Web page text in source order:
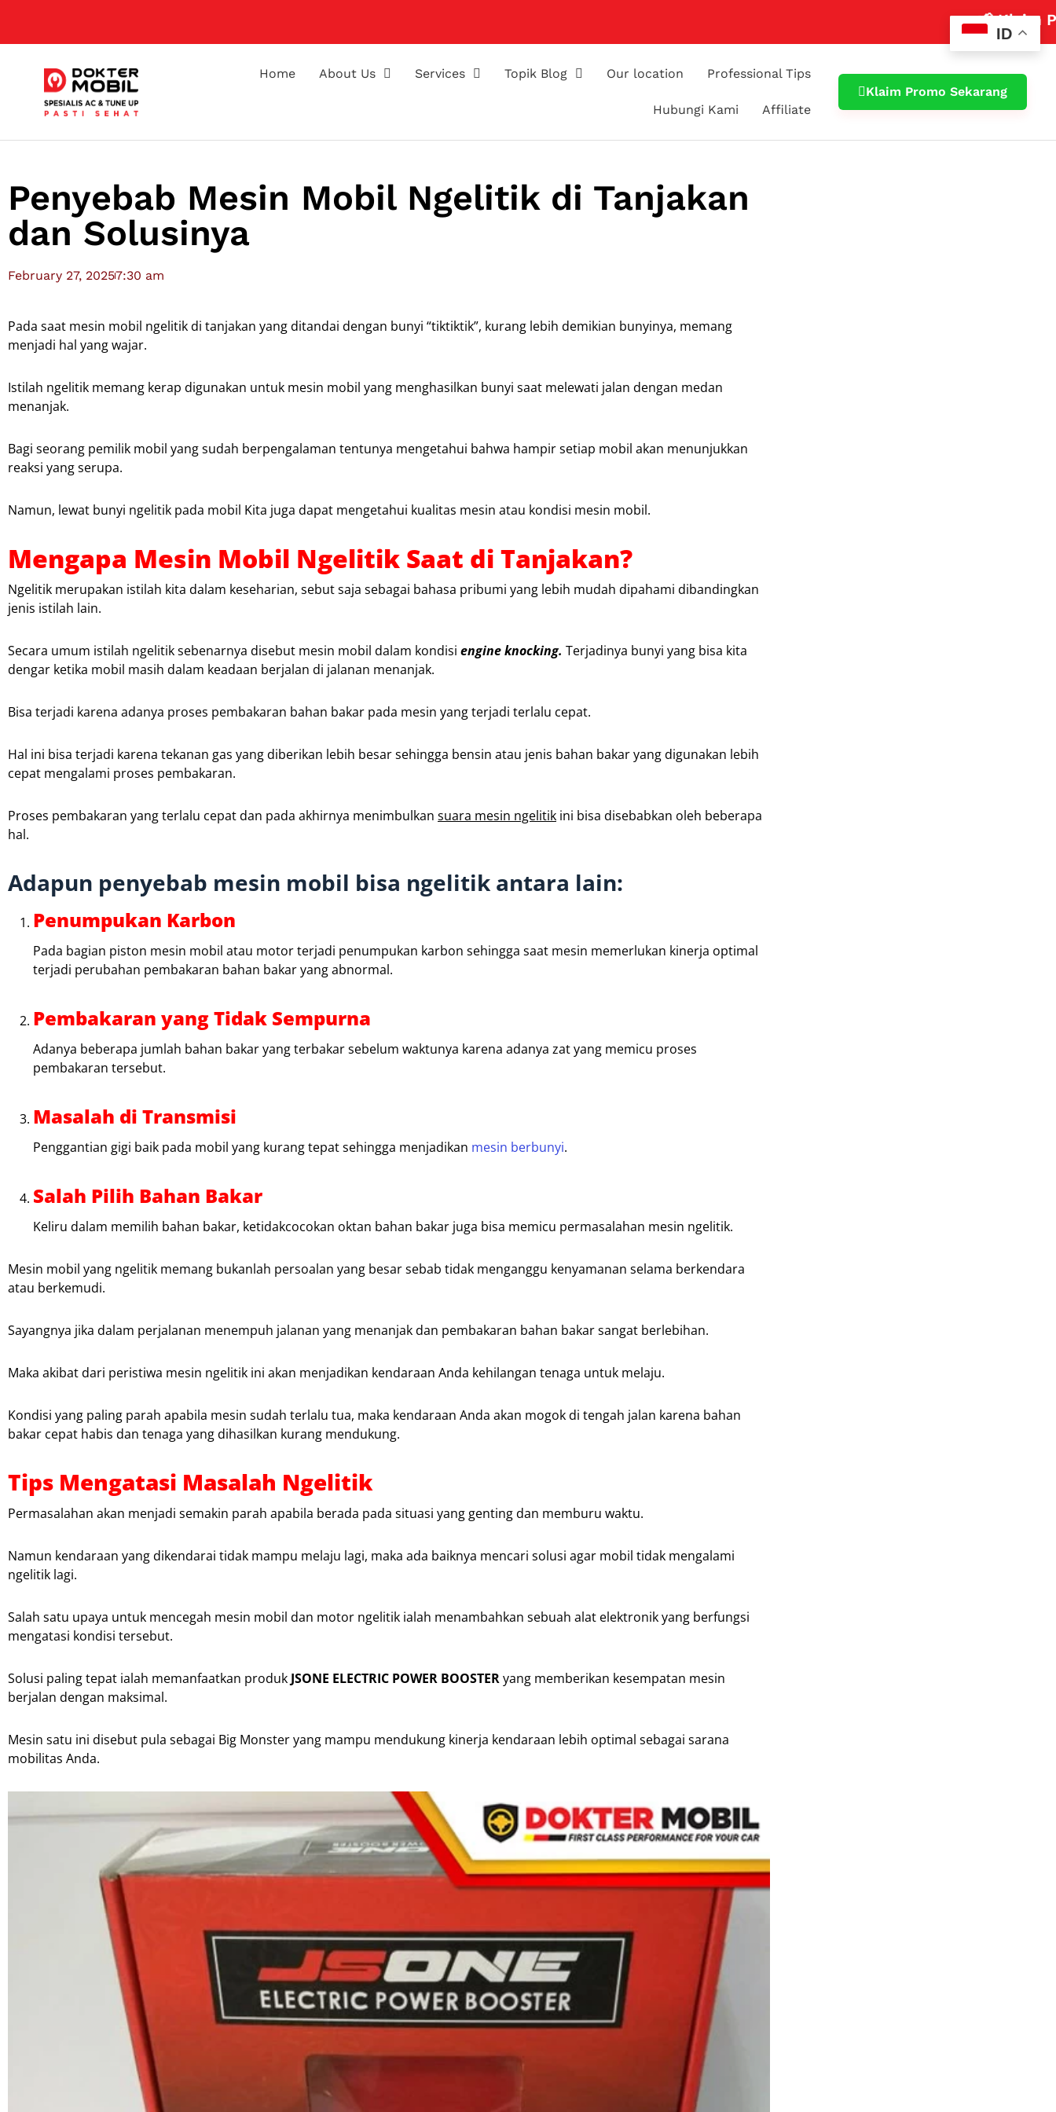
📢 Klaim Promo
Home About Us Services Topik Blog Our location Professional Tips
Hubungi Kami Affiliate
Klaim Promo Sekarang
Penyebab Mesin Mobil Ngelitik di Tanjakan
dan Solusinya
February 27, 20257:30 am
Pada saat mesin mobil ngelitik di tanjakan yang ditandai dengan bunyi “tiktiktik”, kurang lebih demikian bunyinya, memang
menjadi hal yang wajar.
Istilah ngelitik memang kerap digunakan untuk mesin mobil yang menghasilkan bunyi saat melewati jalan dengan medan
menanjak.
Bagi seorang pemilik mobil yang sudah berpengalaman tentunya mengetahui bahwa hampir setiap mobil akan menunjukkan
reaksi yang serupa.
Namun, lewat bunyi ngelitik pada mobil Kita juga dapat mengetahui kualitas mesin atau kondisi mesin mobil.
Mengapa Mesin Mobil Ngelitik Saat di Tanjakan?
Ngelitik merupakan istilah kita dalam keseharian, sebut saja sebagai bahasa pribumi yang lebih mudah dipahami dibandingkan
jenis istilah lain.
Secara umum istilah ngelitik sebenarnya disebut mesin mobil dalam kondisi engine knocking. Terjadinya bunyi yang bisa kita
dengar ketika mobil masih dalam keadaan berjalan di jalanan menanjak.
Bisa terjadi karena adanya proses pembakaran bahan bakar pada mesin yang terjadi terlalu cepat.
Hal ini bisa terjadi karena tekanan gas yang diberikan lebih besar sehingga bensin atau jenis bahan bakar yang digunakan lebih
cepat mengalami proses pembakaran.
Proses pembakaran yang terlalu cepat dan pada akhirnya menimbulkan suara mesin ngelitik ini bisa disebabkan oleh beberapa
hal.
Adapun penyebab mesin mobil bisa ngelitik antara lain:
Penumpukan Karbon
Pada bagian piston mesin mobil atau motor terjadi penumpukan karbon sehingga saat mesin memerlukan kinerja optimal
terjadi perubahan pembakaran bahan bakar yang abnormal.
Pembakaran yang Tidak Sempurna
Adanya beberapa jumlah bahan bakar yang terbakar sebelum waktunya karena adanya zat yang memicu proses
pembakaran tersebut.
Masalah di Transmisi
Penggantian gigi baik pada mobil yang kurang tepat sehingga menjadikan mesin berbunyi.
Salah Pilih Bahan Bakar
Keliru dalam memilih bahan bakar, ketidakcocokan oktan bahan bakar juga bisa memicu permasalahan mesin ngelitik.
Mesin mobil yang ngelitik memang bukanlah persoalan yang besar sebab tidak menganggu kenyamanan selama berkendara
atau berkemudi.
Sayangnya jika dalam perjalanan menempuh jalanan yang menanjak dan pembakaran bahan bakar sangat berlebihan.
Maka akibat dari peristiwa mesin ngelitik ini akan menjadikan kendaraan Anda kehilangan tenaga untuk melaju.
Kondisi yang paling parah apabila mesin sudah terlalu tua, maka kendaraan Anda akan mogok di tengah jalan karena bahan
bakar cepat habis dan tenaga yang dihasilkan kurang mendukung.
Tips Mengatasi Masalah Ngelitik
Permasalahan akan menjadi semakin parah apabila berada pada situasi yang genting dan memburu waktu.
Namun kendaraan yang dikendarai tidak mampu melaju lagi, maka ada baiknya mencari solusi agar mobil tidak mengalami
ngelitik lagi.
Salah satu upaya untuk mencegah mesin mobil dan motor ngelitik ialah menambahkan sebuah alat elektronik yang berfungsi
mengatasi kondisi tersebut.
Solusi paling tepat ialah memanfaatkan produk JSONE ELECTRIC POWER BOOSTERyang memberikan kesempatan mesin
berjalan dengan maksimal.
Mesin satu ini disebut pula sebagai Big Monster yang mampu mendukung kinerja kendaraan lebih optimal sebagai sarana
mobilitas Anda.
ID